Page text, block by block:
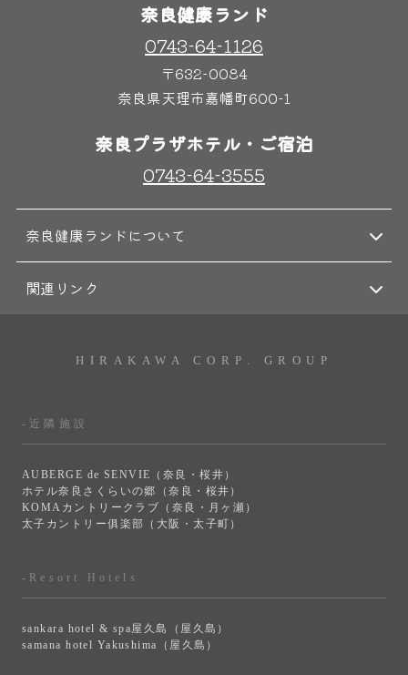
奈良健康ランド
0743-64-1126
〒632-0084
奈良県天理市嘉幡町600-1
奈良プラザホテル・ご宿泊
0743-64-3555
奈良健康ランドについて
関連リンク
HIRAKAWA CORP. GROUP
-近隣施設
AUBERGE de SENVIE（奈良・桜井）
ホテル奈良さくらいの郷（奈良・桜井）
KOMAカントリークラブ（奈良・月ヶ瀬）
太子カントリー俱楽部（大阪・太子町）
-Resort Hotels
sankara hotel & spa屋久島（屋久島）
samana hotel Yakushima（屋久島）